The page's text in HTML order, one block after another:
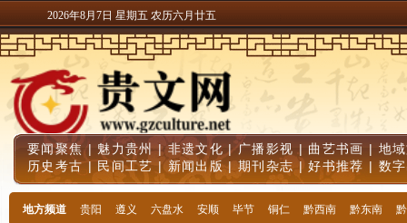
2026年8月7日 星期五 农历六月廿五
要闻聚焦| 魅力贵州|非遗文化 |广播影视 | 曲艺书画 | 地
历史考古 | 民间工艺 | 新闻出版|期刊杂志 |好书推荐 | 数
地方频道 贵阳 遵义 六盘水 安顺 毕节 铜仁 黔西南 黔东南